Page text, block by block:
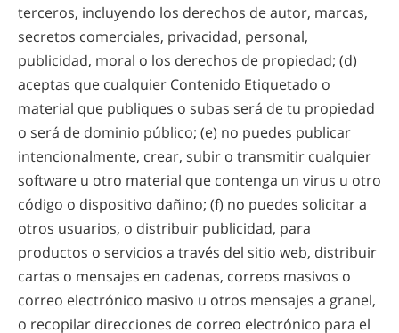
terceros, incluyendo los derechos de autor, marcas,
secretos comerciales, privacidad, personal,
publicidad, moral o los derechos de propiedad; (d)
aceptas que cualquier Contenido Etiquetado o
material que publiques o subas será de tu propiedad
o será de dominio público; (e) no puedes publicar
intencionalmente, crear, subir o transmitir cualquier
software u otro material que contenga un virus u otro
código o dispositivo dañino; (f) no puedes solicitar a
otros usuarios, o distribuir publicidad, para
productos o servicios a través del sitio web, distribuir
cartas o mensajes en cadenas, correos masivos o
correo electrónico masivo u otros mensajes a granel,
o recopilar direcciones de correo electrónico para el